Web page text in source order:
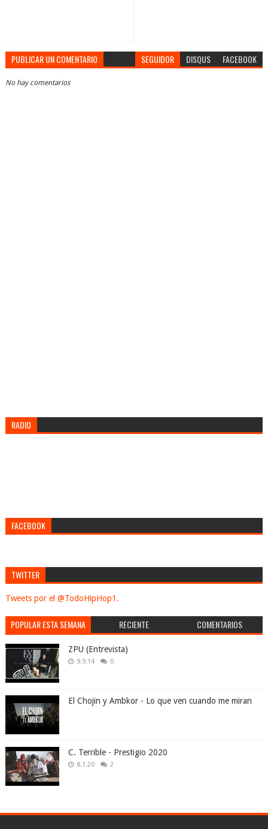
PUBLICAR UN COMENTARIO SEGUIDOR DISQUS FACEBOOK
No hay comentarios
RADIO
FACEBOOK
TWITTER
Tweets por el @TodoHipHop1.
POPULAR ESTA SEMANA RECIENTE COMENTARIOS
ZPU (Entrevista)
9.9.14 0
El Chojin y Ambkor - Lo que ven cuando me miran
C. Terrible - Prestigio 2020
8.1.20 2